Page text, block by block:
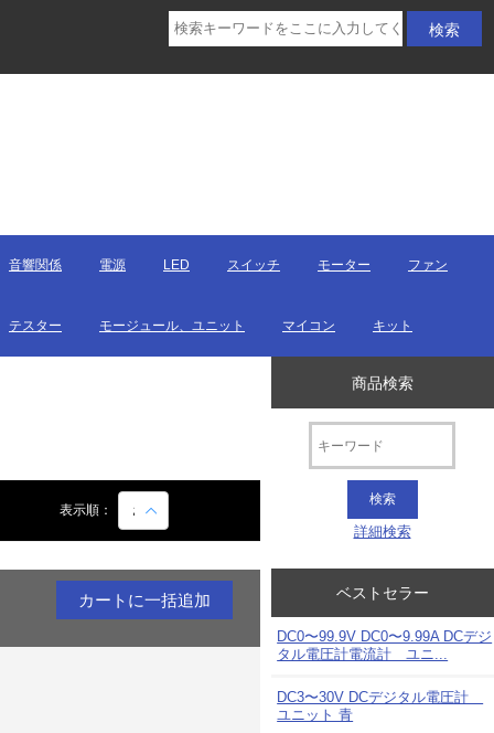
音響関係 電源 LED スイッチ モーター ファン
テスター モージュール、ユニット マイコン キット
表示順：
商品検索
詳細検索
ベストセラー
DC0〜99.9V DC0〜9.99A DCデジ
タル電圧計電流計 ユニ...
DC3〜30V DCデジタル電圧計
ユニット 青